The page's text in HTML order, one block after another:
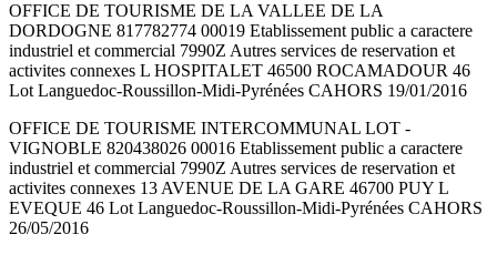
OFFICE DE TOURISME DE LA VALLEE DE LA
DORDOGNE 817782774 00019 Etablissement public a caractere
industriel et commercial 7990Z Autres services de reservation et
activites connexes L HOSPITALET 46500 ROCAMADOUR 46
Lot Languedoc-Roussillon-Midi-Pyrénées CAHORS 19/01/2016
OFFICE DE TOURISME INTERCOMMUNAL LOT -
VIGNOBLE 820438026 00016 Etablissement public a caractere
industriel et commercial 7990Z Autres services de reservation et
activites connexes 13 AVENUE DE LA GARE 46700 PUY L
EVEQUE 46 Lot Languedoc-Roussillon-Midi-Pyrénées CAHORS
26/05/2016